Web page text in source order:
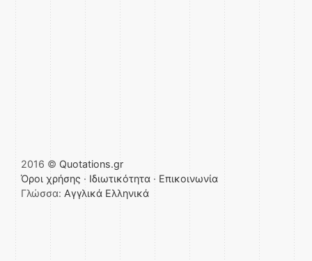
2016 © Quotations.gr
Όροι χρήσης · Ιδιωτικότητα · Επικοινωνία
Γλώσσα: Αγγλικά Ελληνικά